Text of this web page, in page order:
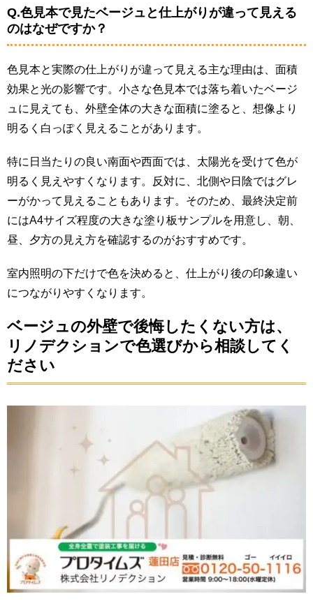
Q.色見本で見たベージュと仕上がりが違って見える
のはなぜですか？
色見本と実際の仕上がりが違って見える主な理由は、面積
効果と光の影響です。小さな色見本では落ち着いたベージ
ュに見えても、外壁全体の大きな面積に塗ると、想像より
明るく白っぽく見えることがあります。
特に日当たりの良い南面や西面では、太陽光を受けて色が
明るく見えやすくなります。反対に、北側や日陰ではグレ
ーがかって見えることもあります。そのため、最終決定前
にはA4サイズ程度の大きな塗り板サンプルを用意し、朝、
昼、夕方の見え方を確認するのがおすすめです。
室内照明の下だけで色を決めると、仕上がり後の印象違い
につながりやすくなります。
ベージュの外壁で後悔したくない方は、
リノデクションで色選びから相談してく
ださい